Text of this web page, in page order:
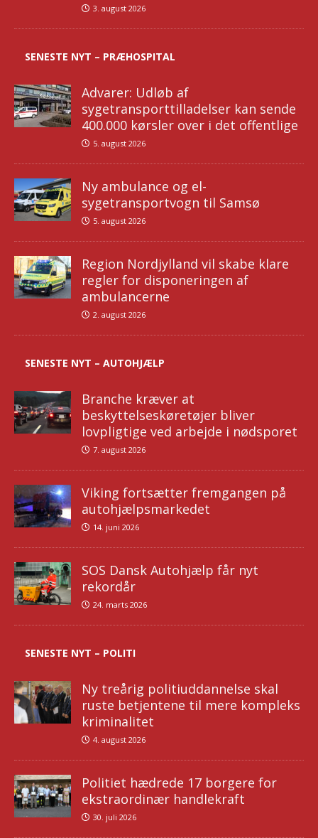
3. august 2026
SENESTE NYT – PRÆHOSPITAL
Advarer: Udløb af
sygetransporttilladelser kan sende
400.000 kørsler over i det offentlige
5. august 2026
Ny ambulance og el-
sygetransportvogn til Samsø
5. august 2026
Region Nordjylland vil skabe klare
regler for disponeringen af
ambulancerne
2. august 2026
SENESTE NYT – AUTOHJÆLP
Branche kræver at
beskyttelseskøretøjer bliver
lovpligtige ved arbejde i nødsporet
7. august 2026
Viking fortsætter fremgangen på
autohjælpsmarkedet
14. juni 2026
SOS Dansk Autohjælp får nyt
rekordår
24. marts 2026
SENESTE NYT – POLITI
Ny treårig politiuddannelse skal
ruste betjentene til mere kompleks
kriminalitet
4. august 2026
Politiet hædrede 17 borgere for
ekstraordinær handlekraft
30. juli 2026